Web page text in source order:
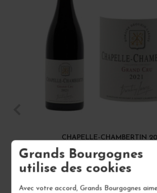
Grands Bourgognes
utilise des cookies
Avec votre accord, Grands Bourgognes
CHAPELLE-CHAMBERTIN
Côte de Nuits
Vin Rouge